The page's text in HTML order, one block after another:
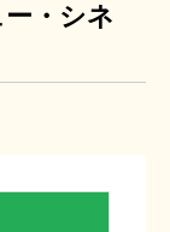
・シネ